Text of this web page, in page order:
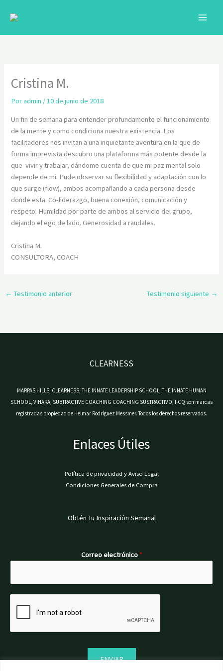
Cristina M.
Poradmin /10 de junio de 2018
Un fin de semana para entender profundamente el funcionamiento
de la mente y como condiciona nuestra existencia. Los
facilitadores nos invitan a una inquietante aventura en la que de
forma imprevista descubro una plataforma más potente desde la
que vivir y trabajar, dándome cuenta de que mi paz mental solo
depende de mi. Pude observar su flexibilidad y adaptación con lo
que surge (flow), ambos acompañando a cada persona desde
donde esta. Co-liderazgo, buena conexión, comunicación y
respeto. Humildad por parte de ambos al servicio del grupo,
dejando el ego de lado. Generosidad a raudales.
Cristina M.
CONSULTORA, COACH
← Testimonio anterior Testimonio siguiente →
CLEARNESS
MARPAS HILLS, CLEARNESS, THE INNATE LEADERSHIP SCHOOL, THE INNATE HUMAN
SCHOOL, VIHARA, SUBTRACTIVE COACHING COACHING SUSTRACTIVO, I-CQ son marcas
registradas propiedad de Helmar Rodríguez Messmer. Todos los derechos reservados.
Enlaces Útiles
Política de privacidad y Aviso Legal
Condiciones Generales de Compra
Obtén Tu Inspiración Semanal
Correo electrónico *
ENVIAR